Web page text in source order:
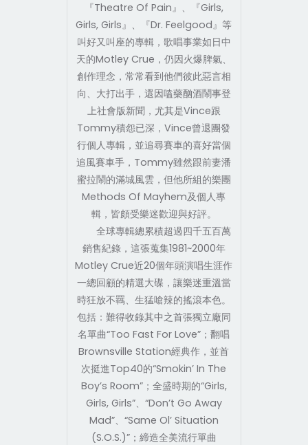
『Theatre Of Pain』、『Girls,
Girls, Girls』、『Dr. Feelgood』等
叫好又叫座的專輯，歌唱事業如日中
天的Motley Crue，仍因火爆脾氣、
創作理念，常常看到他們彼此惡言相
向、大打出手，還因嗑藥酗酒鬧事登
上社會版新聞，尤其是Vince跟
Tommy積怨已深，Vince曾退團發
行個人專輯，並追尋賽車的喜好當個
追風賽車手，Tommy雖然跟前妻潘
蜜拉鬧的滿城風雲，但他所組的樂團
Methods Of Mayhem及個人專
輯，皆頗受樂迷歡迎與好評。
全球專輯總累積超過四千五百萬
銷售紀錄，這張蒐集1981~2000年
Motley Crue近20個年頭演唱生涯作
一總回顧的精選大碟，讓樂迷重溫當
時狂放不羈、生猛嗆辣的搖滾本色。
包括：難得收錄其中之首張獨立廠同
名單曲“Too Fast For Love”；翻唱
Brownsville Station經典作，並首
次挺進Top40的“Smokin’ In The
Boy’s Room”；全盛時期的“Girls,
Girls, Girls”、“Don’t Go Away
Mad”、“Same Ol’ Situation
(S.O.S.)”；締造全美流行單曲